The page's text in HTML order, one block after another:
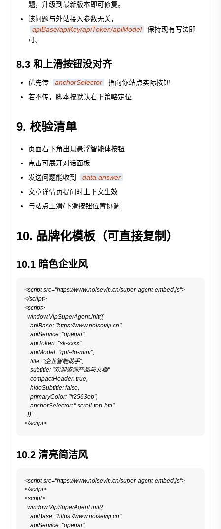
题，升级到最新版本即可修复。
该问题与外站接入参数无关，
apiBase/apiKey/apiToken/apiModel
保持现有写法即
可。
8.3 和上滑按钮没对齐
优先传 anchorSelector
指向你站点实际按钮
若不传，脚本按默认右下策略定位
9. 校验清单
页面右下角出现悬浮智能体按钮
点击可展开对话面板
发送问题能收到
data.answer
文章详情页提问时上下文生效
与站点上滑/下滑按钮位置协调
10. 品牌化模板（可直接复制）
10.1 暗色企业风
<script src="https://www.noisevip.cn/super-agent-embed.js">
</script>
<script>
</script>
10.2 清亮简洁风
<script src="https://www.noisevip.cn/super-agent-embed.js">
</script>
<script>